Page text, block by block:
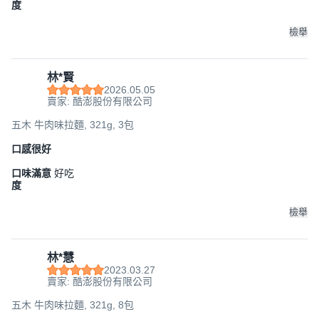
度
檢舉
林*賢
2026.05.05
賣家: 酷澎股份有限公司
五木 牛肉味拉麵, 321g, 3包
口感很好
口味滿意
度
好吃
檢舉
林*慧
2023.03.27
賣家: 酷澎股份有限公司
五木 牛肉味拉麵, 321g, 8包